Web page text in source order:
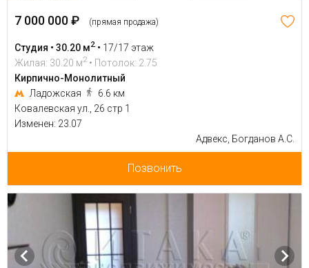
7 000 000 ₽ (прямая продажа)
Студия • 30.20 м2 • 17/17 этаж
Жилая: 30.20 м2 • Потолок: 2.75
Кирпично-Монолитный
Ладожская
6.6 км
Ковалевская ул., 26 стр 1
Изменен: 23.07
Адвекс, Богданов А.С.
Позвонить